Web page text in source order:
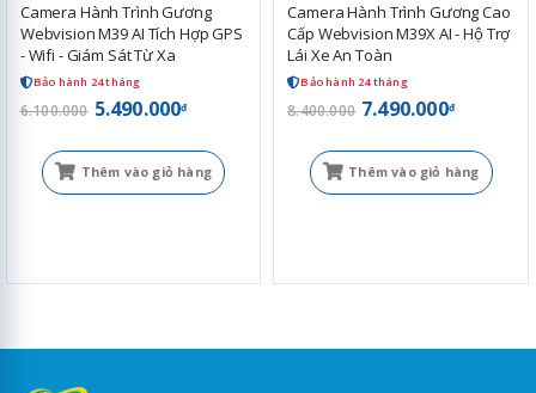
Camera Hành Trình Gương
Webvision M39 AI Tích Hợp GPS
- Wifi - Giám Sát Từ Xa
Bảo hành 24 tháng
6.100.000 5.490.000đ
Thêm vào giỏ hàng
Camera Hành Trình Gương Cao
Cấp Webvision M39X AI - Hộ Trợ
Lái Xe An Toàn
Bảo hành 24 tháng
8.400.000 7.490.000đ
Thêm vào giỏ hàng